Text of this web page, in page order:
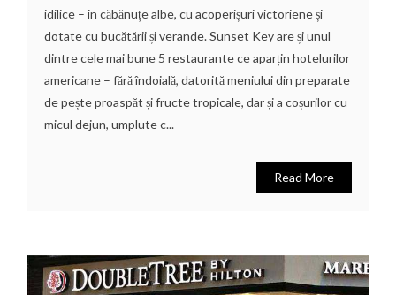
idilice – în căbănuțe albe, cu acoperișuri victoriene și
dotate cu bucătării și verande. Sunset Key are și unul
dintre cele mai bune 5 restaurante ce aparțin hotelurilor
americane – fără îndoială, datorită meniului din preparate
de pește proaspăt și fructe tropicale, dar și a coșurilor cu
micul dejun, umplute c...
Read More